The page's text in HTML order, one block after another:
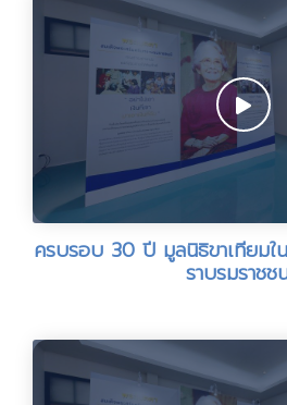
ครบรอบ 30 ปี มูลนิธิขาเทียมใ
ราบรมราชช